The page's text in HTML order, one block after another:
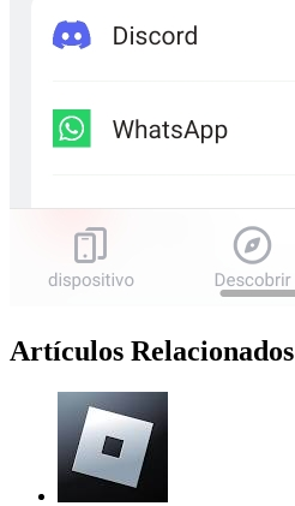
Artículos Relacionados